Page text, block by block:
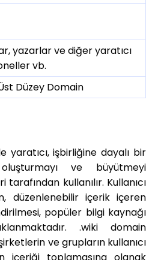
yazarlar ve diğer yaratıcı
vb.
Düzey Domain
yaratıcı, işbirliğine dayalı bir
ve büyütmeyi
kullanılır. Kullanıcı
düzenlenebilir içerik içeren
popüler bilgi kaynağı
.wiki domain
ve grupların kullanıcı